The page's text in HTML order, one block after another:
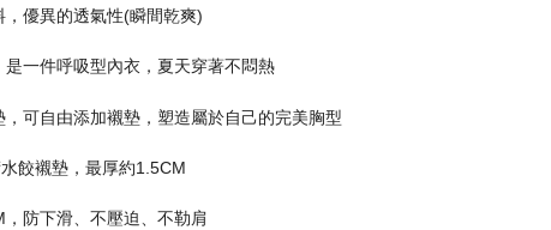
優異的透氣性(瞬間乾爽)
一件呼吸型內衣，夏天穿著不悶熱
可自由添加襯墊，塑造屬於自己的完美胸型
餃襯墊，最厚約1.5CM
防下滑、不壓迫、不勒肩